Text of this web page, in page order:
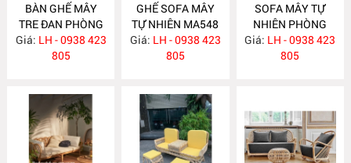
BÀN GHẾ MÂY
TRE ĐAN PHÒNG
KHÁCH MA549
Giá: LH - 0938 423
805
GHẾ SOFA MÂY
TỰ NHIÊN MA548
Giá: LH - 0938 423
805
SOFA MÂY TỰ
NHIÊN PHÒNG
KHÁCH MA547
Giá: LH - 0938 423
805